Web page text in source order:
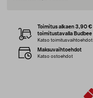
Toimitus alkaen 3,90 €
toimitustavalla Budbee
Katso toimitusvaihtoehdot
Maksuvaihtoehdot
Katso ostoehdot